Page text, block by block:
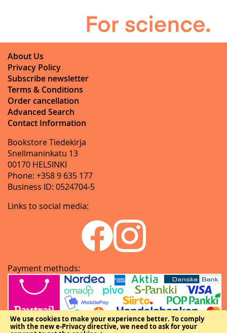
We use cookies to make your experience better. To comply
with the new e-Privacy directive, we need to ask for your
About Us
Privacy Policy
Subscribe newsletter
Terms & Conditions
Order cancellation
Advanced Search
Contact Information
Bookstore Tiedekirja
Snellmaninkatu 13
00170 HELSINKI
Phone: +358 9 635 177
Business ID: 0524704-5
Links to social media:
Payment methods: